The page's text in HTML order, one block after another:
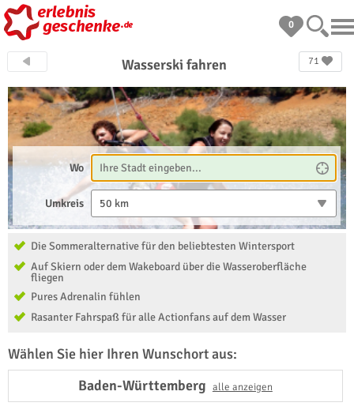
0
71
Wasserski fahren
Wo
Umkreis 50 km
Die Sommeralternative für den beliebtesten Wintersport
Auf Skiern oder dem Wakeboard über die Wasseroberfläche
fliegen
Pures Adrenalin fühlen
Rasanter Fahrspaß für alle Actionfans auf dem Wasser
Wählen Sie hier Ihren Wunschort aus:
Baden-Württemberg alle anzeigen